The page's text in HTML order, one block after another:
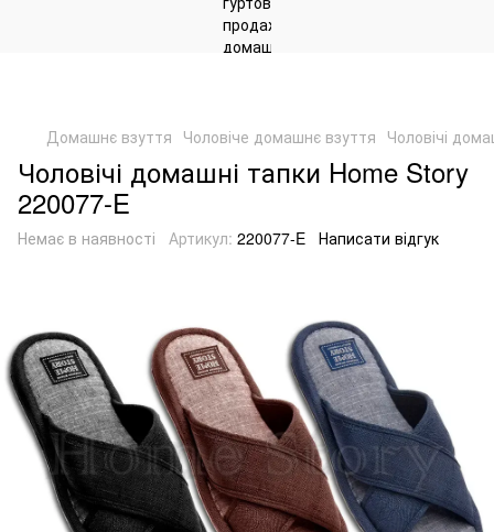
Домашнє взуття Чоловіче домашнє взуття Чоловічі
Чоловічі домашні тапки Home Story
220077-E
Немає в наявності Артикул: 220077-E Написати відгук